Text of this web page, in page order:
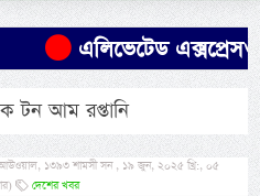
এলিভেটেড
টন আম রপ্তানি
১৩৯৩ শামসী সন , ১৯ জুন, ২০২৫ খ্রি:, ০৫
দেশের খবর